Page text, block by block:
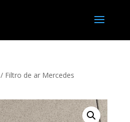
/ Filtro de ar Mercedes